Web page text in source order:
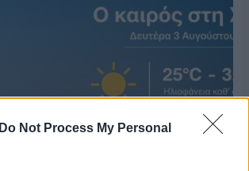
Do Not Process My Personal